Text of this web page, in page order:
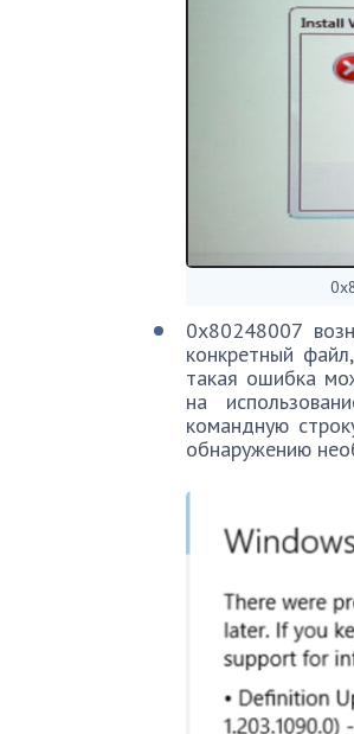
0x80248007
конкретный
такая ошибка
на
командную
обнаружению